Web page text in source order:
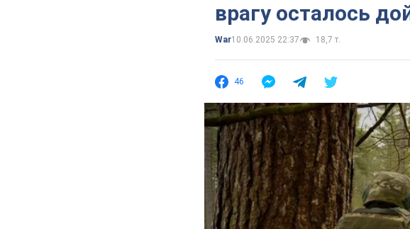
врагу осталось
War10.06.2025 22:37 18,7 т.
46